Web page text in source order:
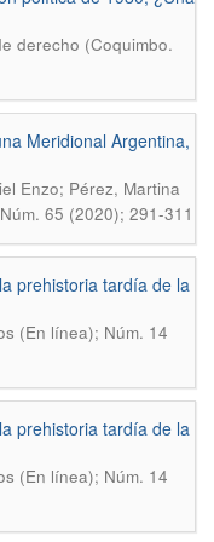
derecho (Coquimbo.
Meridional Argentina,
Enzo; Pérez, Martina
65 (2020); 291-311
prehistoria tardía de la
(En línea); Núm. 14
prehistoria tardía de la
(En línea); Núm. 14